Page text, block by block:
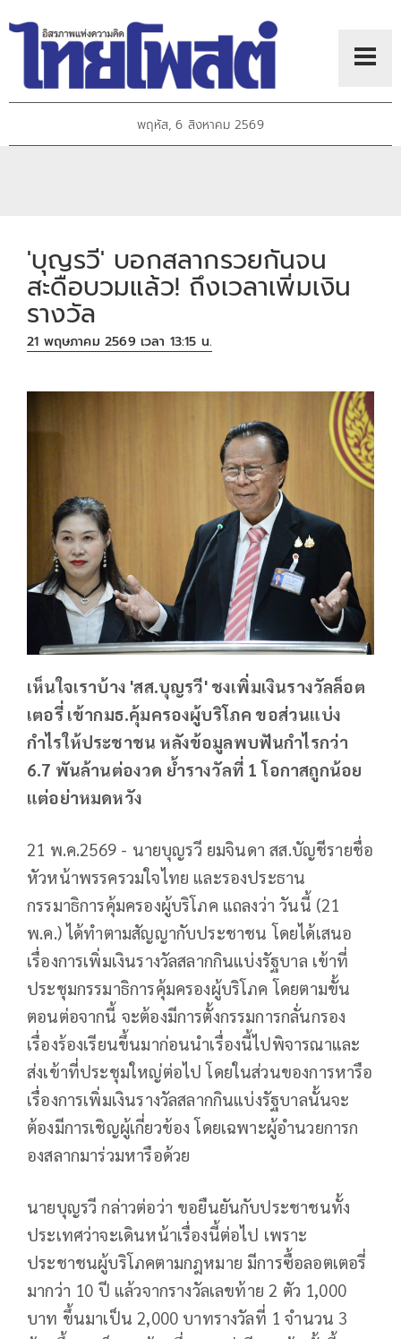
พฤหัส, 6 สิงหาคม 2569
'บุญรวี' บอกสลากรวยกันจน
สะดือบวมแล้ว! ถึงเวลาเพิ่มเงิน
รางวัล
21 พฤษภาคม 2569 เวลา 13:15 น.
เห็นใจเราบ้าง 'สส.บุญรวี' ชงเพิ่มเงินรางวัลล็อต
เตอรี่ เข้ากมธ.คุ้มครองผู้บริโภค ขอส่วนแบ่ง
กำไรให้ประชาชน หลังข้อมูลพบฟันกำไรกว่า
6.7 พันล้านต่องวด ย้ำรางวัลที่ 1 โอกาสถูกน้อย
แต่อย่าหมดหวัง
21 พ.ค.2569 - นายบุญรวี ยมจินดา สส.บัญชีรายชื่อ
หัวหน้าพรรครวมใจไทย และรองประธาน
กรรมาธิการคุ้มครองผู้บริโภค แถลงว่า วันนี้ (21
พ.ค.) ได้ทำตามสัญญากับประชาชน โดยได้เสนอ
เรื่องการเพิ่มเงินรางวัลสลากกินแบ่งรัฐบาล เข้าที่
ประชุมกรรมาธิการคุ้มครองผู้บริโภค โดยตามขั้น
ตอนต่อจากนี้ จะต้องมีการตั้งกรรมการกลั่นกรอง
เรื่องร้องเรียนขึ้นมาก่อนนำเรื่องนี้ไปพิจารณาและ
ส่งเข้าที่ประชุมใหญ่ต่อไป โดยในส่วนของการหารือ
เรื่องการเพิ่มเงินรางวัลสลากกินแบ่งรัฐบาลนั้นจะ
ต้องมีการเชิญผู้เกี่ยวข้อง โดยเฉพาะผู้อำนวยการก
องสลากมาร่วมหารือด้วย
นายบุญรวี กล่าวต่อว่า ขอยืนยันกับประชาชนทั้ง
ประเทศว่าจะเดินหน้าเรื่องนี้ต่อไป เพราะ
ประชาชนผู้บริโภคตามกฎหมาย มีการซื้อลอตเตอรี่
มากว่า 10 ปี แล้วจากรางวัลเลขท้าย 2 ตัว 1,000
บาท ขึ้นมาเป็น 2,000 บาทรางวัลที่ 1 จำนวน 3